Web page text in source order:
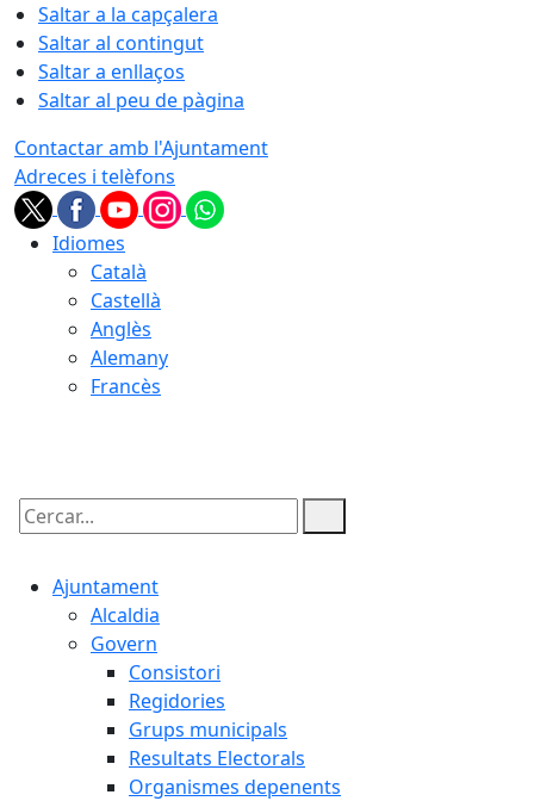
Saltar a la capçalera
Saltar al contingut
Saltar a enllaços
Saltar al peu de pàgina
Contactar amb l'Ajuntament
Adreces i telèfons
Idiomes
Català
Castellà
Anglès
Alemany
Francès
Cercar:
Ajuntament
Alcaldia
Govern
Consistori
Regidories
Grups municipals
Resultats Electorals
Organismes depenents